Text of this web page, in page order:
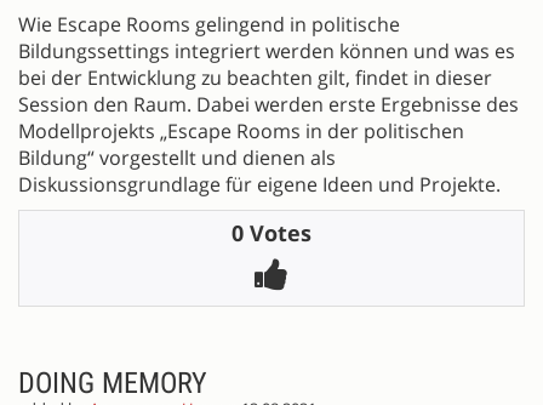
Wie Escape Rooms gelingend in politische
Bildungssettings integriert werden können und was es
bei der Entwicklung zu beachten gilt, findet in dieser
Session den Raum. Dabei werden erste Ergebnisse des
Modellprojekts „Escape Rooms in der politischen
Bildung“ vorgestellt und dienen als
Diskussionsgrundlage für eigene Ideen und Projekte.
0 Votes
DOING MEMORY